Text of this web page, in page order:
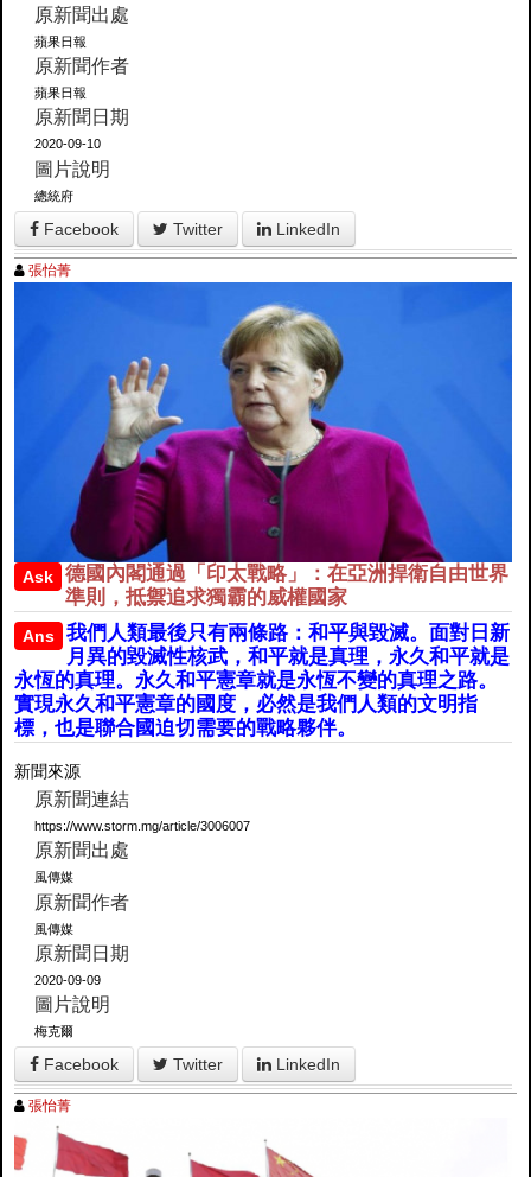
原新聞出處
蘋果日報
原新聞作者
蘋果日報
原新聞日期
2020-09-10
圖片說明
總統府
Facebook Twitter LinkedIn
張怡菁
Ask
德國內閣通過「印太戰略」：在亞洲捍衛自由世界
準則，抵禦追求獨霸的威權國家
Ans
我們人類最後只有兩條路：和平與毀滅。面對日新
月異的毀滅性核武，和平就是真理，永久和平就是
永恆的真理。永久和平憲章就是永恆不變的真理之路。
實現永久和平憲章的國度，必然是我們人類的文明指
標，也是聯合國迫切需要的戰略夥伴。
新聞來源
原新聞連結
https://www.storm.mg/article/3006007
原新聞出處
風傳媒
原新聞作者
風傳媒
原新聞日期
2020-09-09
圖片說明
梅克爾
Facebook Twitter LinkedIn
張怡菁